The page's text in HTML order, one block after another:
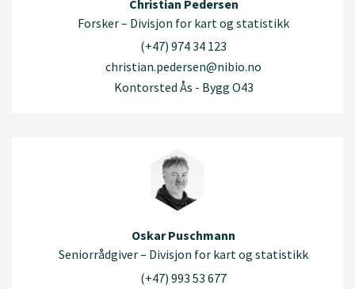
Christian Pedersen
Forsker – Divisjon for kart og statistikk
(+47) 974 34 123
christian.pedersen@nibio.no
Kontorsted Ås - Bygg O43
Oskar Puschmann
Seniorrådgiver – Divisjon for kart og statistikk
(+47) 993 53 677